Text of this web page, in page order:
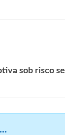
sob risco